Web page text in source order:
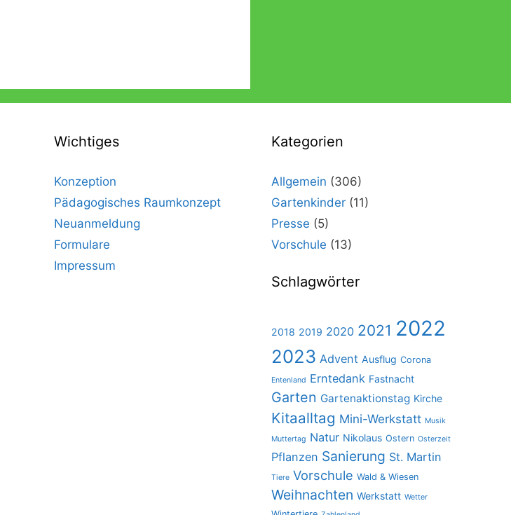
Wichtiges
Konzeption
Pädagogisches Raumkonzept
Neuanmeldung
Formulare
Impressum
Kategorien
Allgemein (306)
Gartenkinder (11)
Presse (5)
Vorschule (13)
Schlagwörter
2018 2019 2020 2021 2022
2023 Advent Ausflug Corona
Entenland Erntedank Fastnacht
Garten Gartenaktionstag Kirche
Kitaalltag Mini-Werkstatt Musik
Muttertag Natur Nikolaus Ostern Osterzeit
Pflanzen Sanierung St. Martin
Tiere Vorschule Wald & Wiesen
Weihnachten Werkstatt Wetter